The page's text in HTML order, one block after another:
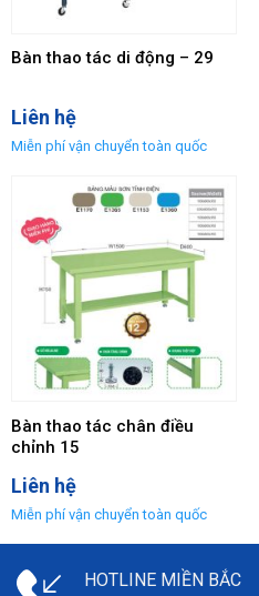
Bàn thao tác di động – 29
Liên hệ
Bàn thao tác chân điều
chỉnh 15
Liên hệ
HOTLINE MIỀN BẮC